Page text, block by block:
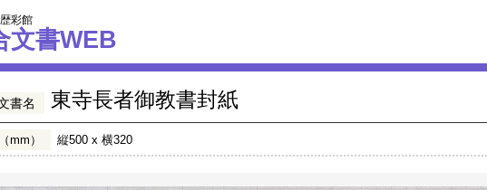
彩館
文書WEB
書名 東寺長者御教書封紙
mm） 縦500 x 横320